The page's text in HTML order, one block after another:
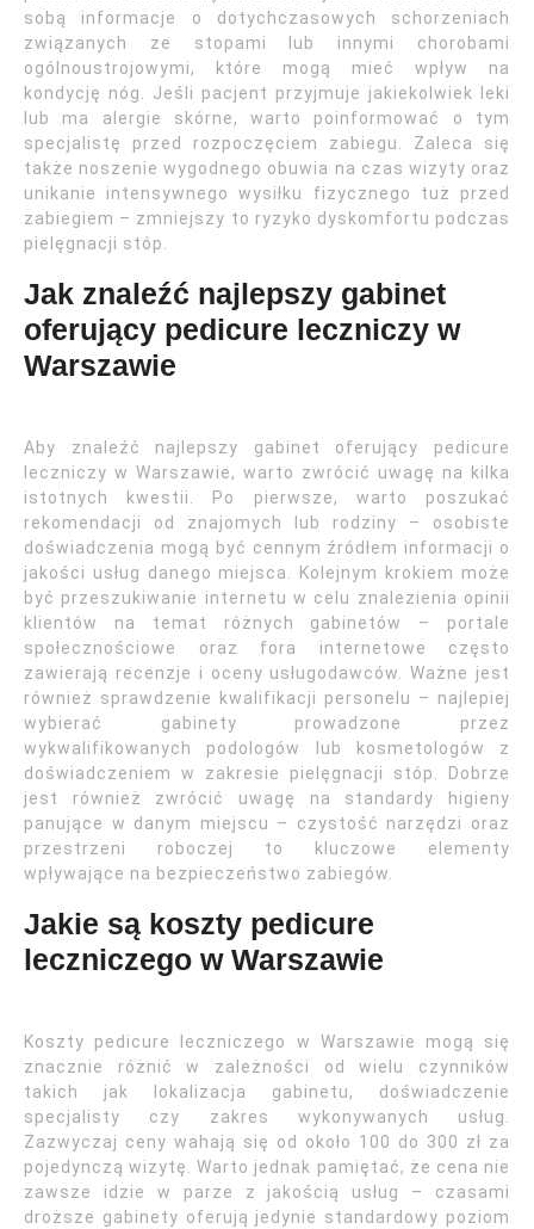
sobą informacje o dotychczasowych schorzeniach
związanych ze stopami lub innymi chorobami
ogólnoustrojowymi, które mogą mieć wpływ na
kondycję nóg. Jeśli pacjent przyjmuje jakiekolwiek leki
lub ma alergie skórne, warto poinformować o tym
specjalistę przed rozpoczęciem zabiegu. Zaleca się
także noszenie wygodnego obuwia na czas wizyty oraz
unikanie intensywnego wysiłku fizycznego tuż przed
zabiegiem – zmniejszy to ryzyko dyskomfortu podczas
pielęgnacji stóp.
Jak znaleźć najlepszy gabinet
oferujący pedicure leczniczy w
Warszawie
Aby znaleźć najlepszy gabinet oferujący pedicure
leczniczy w Warszawie, warto zwrócić uwagę na kilka
istotnych kwestii. Po pierwsze, warto poszukać
rekomendacji od znajomych lub rodziny – osobiste
doświadczenia mogą być cennym źródłem informacji o
jakości usług danego miejsca. Kolejnym krokiem może
być przeszukiwanie internetu w celu znalezienia opinii
klientów na temat różnych gabinetów – portale
społecznościowe oraz fora internetowe często
zawierają recenzje i oceny usługodawców. Ważne jest
również sprawdzenie kwalifikacji personelu – najlepiej
wybierać gabinety prowadzone przez
wykwalifikowanych podologów lub kosmetologów z
doświadczeniem w zakresie pielęgnacji stóp. Dobrze
jest również zwrócić uwagę na standardy higieny
panujące w danym miejscu – czystość narzędzi oraz
przestrzeni roboczej to kluczowe elementy
wpływające na bezpieczeństwo zabiegów.
Jakie są koszty pedicure
leczniczego w Warszawie
Koszty pedicure leczniczego w Warszawie mogą się
znacznie różnić w zależności od wielu czynników
takich jak lokalizacja gabinetu, doświadczenie
specjalisty czy zakres wykonywanych usług.
Zazwyczaj ceny wahają się od około 100 do 300 zł za
pojedynczą wizytę. Warto jednak pamiętać, że cena nie
zawsze idzie w parze z jakością usług – czasami
droższe gabinety oferują jedynie standardowy poziom